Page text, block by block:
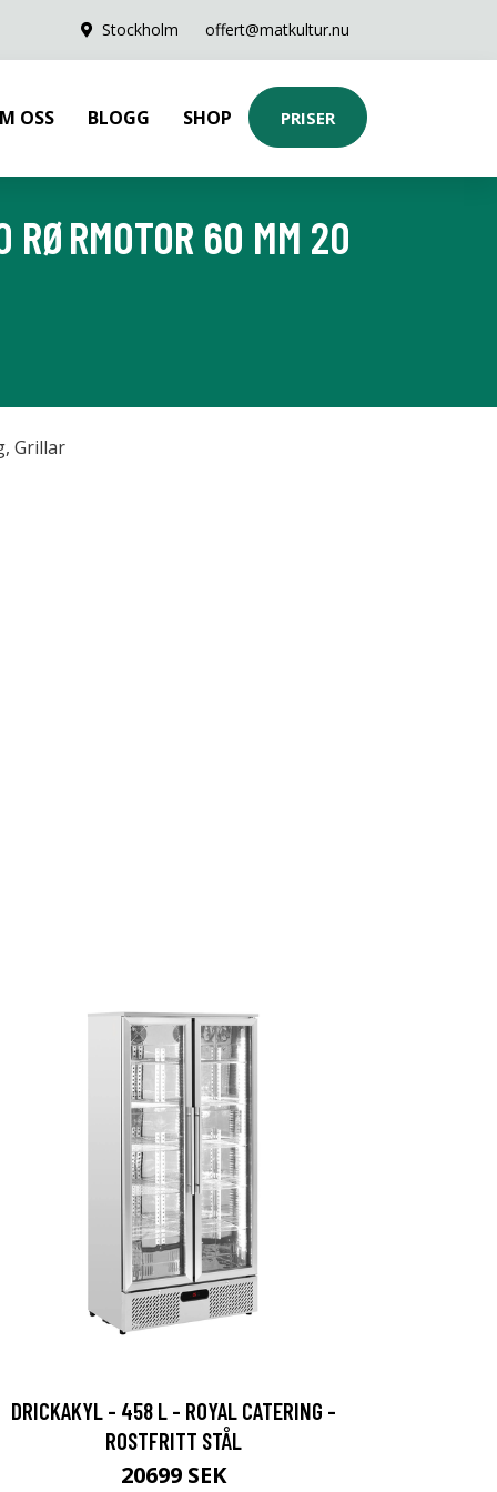
Stockholm offert@matkultur.nu
OSS BLOGG SHOP PRISER
RØRMOTOR 60 MM 20
, Grillar
DRICKAKYL - 458 L - ROYAL CATERING -
ROSTFRITT STÅL
20699 SEK